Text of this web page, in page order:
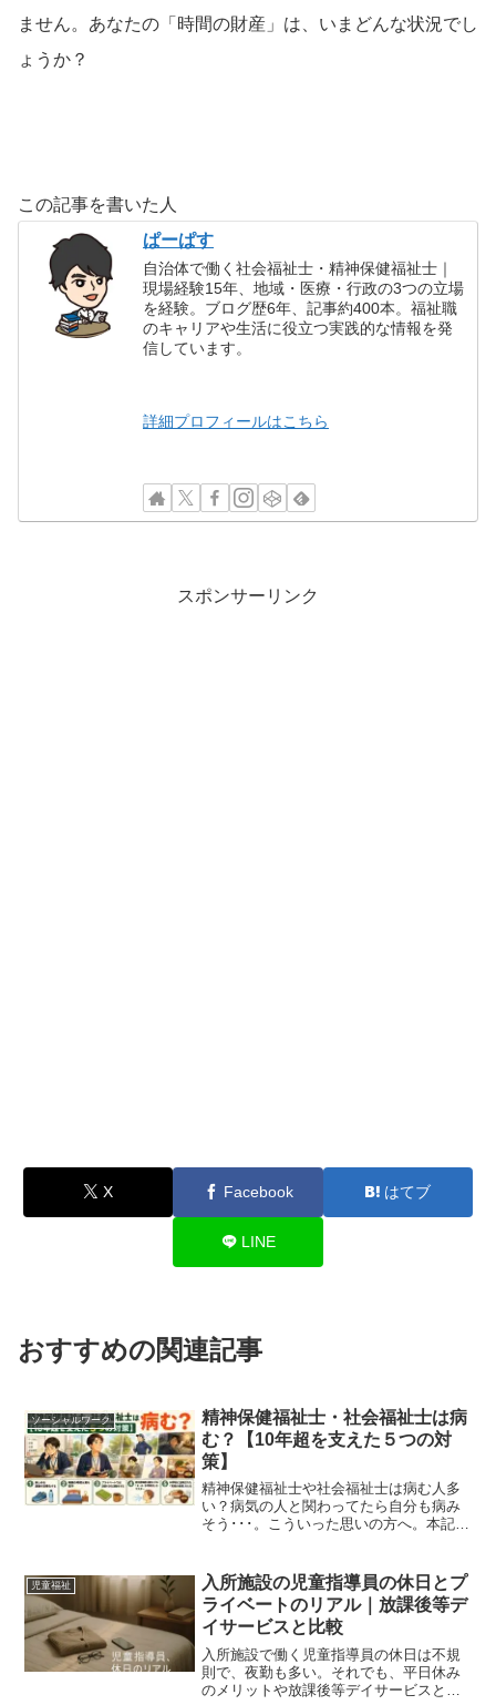
ません。あなたの「時間の財産」は、いまどんな状況でし
ょうか？
この記事を書いた人
ぱーぱす
自治体で働く社会福祉士・精神保健福祉士｜
現場経験15年、地域・医療・行政の3つの立場
を経験。ブログ歴6年、記事約400本。福祉職
のキャリアや生活に役立つ実践的な情報を発
信しています。
詳細プロフィールはこちら
スポンサーリンク
X Facebook はてブ
LINE
おすすめの関連記事
ソーシャルワーク
精神保健福祉士・社会福祉士は病
む？【10年超を支えた５つの対
策】
精神保健福祉士や社会福祉士は病む人多
い？病気の人と関わってたら自分も病み
そう･･･。こういった思いの方へ。本記事
ってわかったこと 社会福祉士・精神保健
福祉士が病まな...
児童福祉
入所施設の児童指導員の休日とプ
ライベートのリアル｜放課後等デ
イサービスと比較
入所施設で働く児童指導員の休日は不規
則で、夜勤も多い。それでも、平日休み
のメリットや放課後等デイサービスとい